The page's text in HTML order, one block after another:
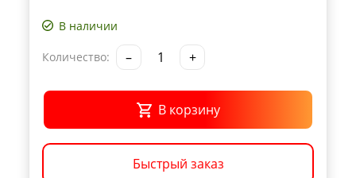
В наличии
Количество: – +
В корзину
Быстрый заказ